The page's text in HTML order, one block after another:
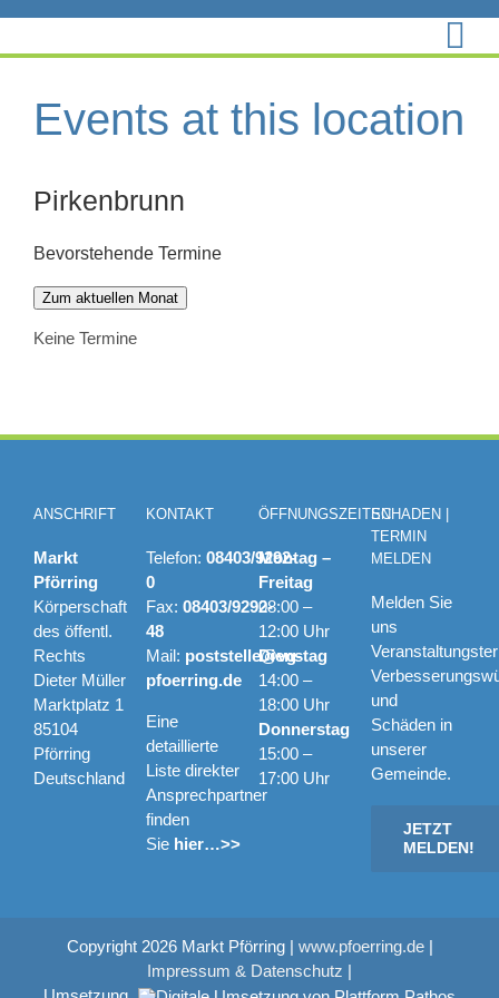
springen
Events at this location
Pirkenbrunn
Bevorstehende Termine
Zum aktuellen Monat
Keine Termine
ANSCHRIFT
Markt
Pförring
Körperschaft
des öffentl.
Rechts
Dieter Müller
Marktplatz 1
85104
Pförring
Deutschland
KONTAKT
Telefon: 08403/9292-
0
Fax: 08403/9292-
48
Mail: poststelle@vg-
pfoerring.de
Eine
detaillierte
Liste direkter
Ansprechpartner
finden
Sie hier…>>
ÖFFNUNGSZEITEN
Montag –
Freitag
08:00 –
12:00 Uhr
Dienstag
14:00 –
18:00 Uhr
Donnerstag
15:00 –
17:00 Uhr
SCHADEN |
TERMIN
MELDEN
Melden Sie
uns
und
Schäden in
unserer
Gemeinde.
JETZT
MELDEN!
Copyright 2026 Markt Pförring | www.pfoerring.de|
Impressum & Datenschutz |